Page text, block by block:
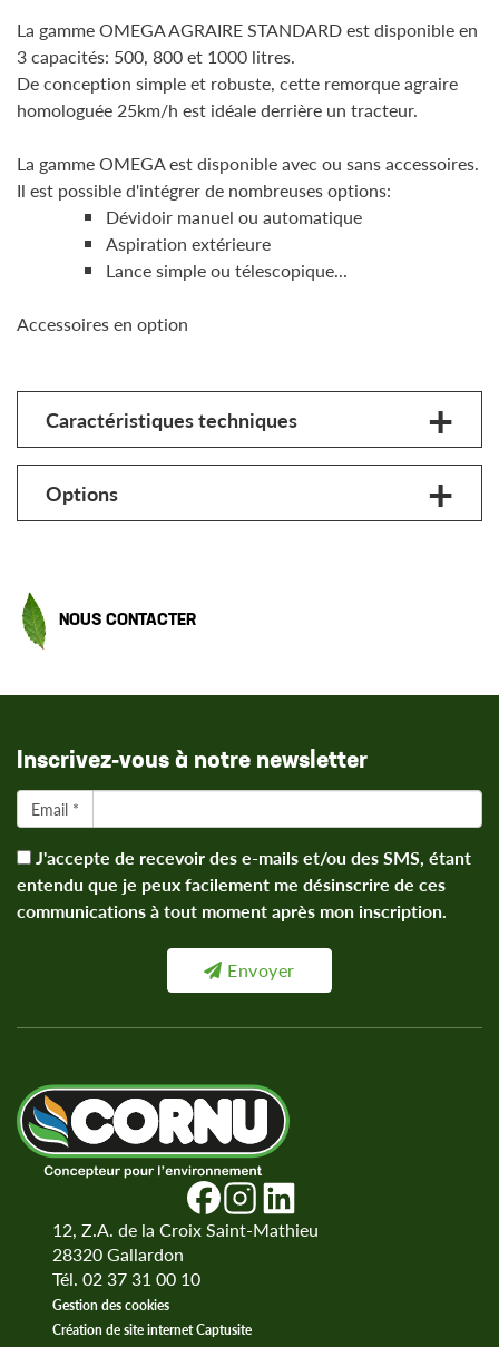
La gamme OMEGA AGRAIRE STANDARD est disponible en
3 capacités: 500, 800 et 1000 litres.
De conception simple et robuste, cette remorque agraire
homologuée 25km/h est idéale derrière un tracteur.
La gamme OMEGA est disponible avec ou sans accessoires.
Il est possible d'intégrer de nombreuses options:
Dévidoir manuel ou automatique
Aspiration extérieure
Lance simple ou télescopique...
Accessoires en option
Caractéristiques techniques
Options
NOUS CONTACTER
Inscrivez-vous à notre newsletter
Email *
J'accepte de recevoir des e-mails et/ou des SMS, étant
entendu que je peux facilement me désinscrire de ces
communications à tout moment après mon inscription.
Envoyer
12, Z.A. de la Croix Saint-Mathieu
28320Gallardon
Tél. 02 37 31 00 10
Gestion des cookies
Création de site internet Captusite